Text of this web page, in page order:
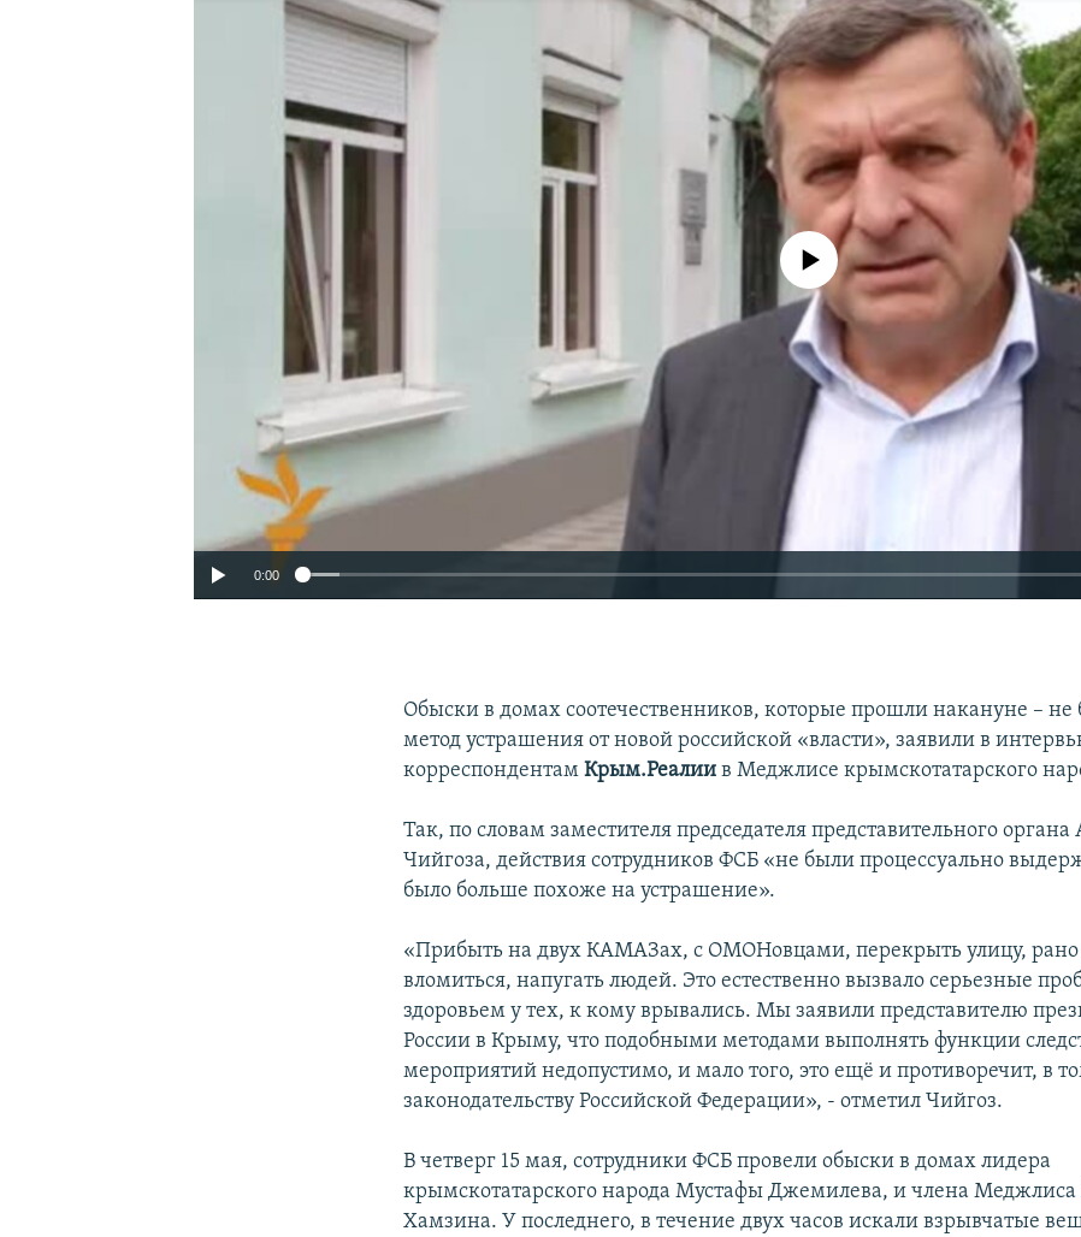
No media source currently available
0:00
Обыски в домах соотечественников, которые прошли накануне – не
метод устрашения от новой российской «власти», заявили в
корреспондентамКрым.Реалии в Меджлисе крымскотатарского
Так, по словам заместителя председателя представительного
Чийгоза, действия сотрудников ФСБ «не были процессуально
было больше похоже на устрашение».
«Прибыть на двух КАМАЗах, с ОМОНовцами, перекрыть улицу, рано
вломиться, напугать людей. Это естественно вызвало серьезные
здоровьем у тех, к кому врывались. Мы заявили представителю
России в Крыму, что подобными методами выполнять функции
мероприятий недопустимо, и мало того, это ещё и противоречит, в
законодательству Российской Федерации», - отметил Чийгоз.
В четверг 15 мая, сотрудники ФСБ провели обыски в домах лидера
крымскотатарского народа Мустафы Джемилева, и члена
Хамзина. У последнего, в течение двух часов искали взрывчатые